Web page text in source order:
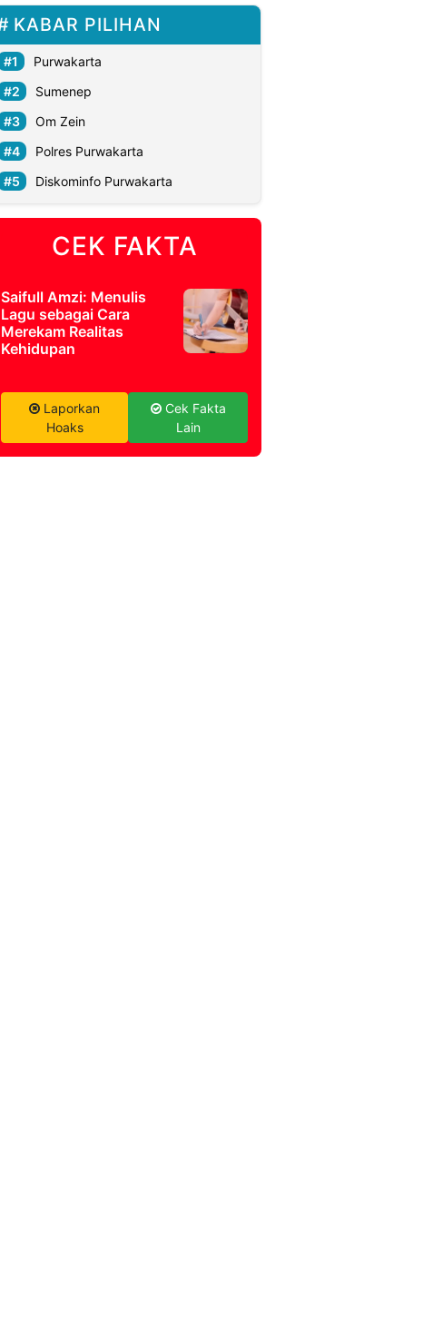
KABAR PILIHAN
Purwakarta
Sumenep
Om Zein
Polres Purwakarta
Diskominfo Purwakarta
CEK FAKTA
Saifull Amzi: Menulis
Lagu sebagai Cara
Merekam Realitas
Kehidupan
Laporkan
Hoaks
Cek Fakta
Lain